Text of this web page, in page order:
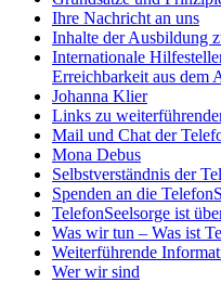
Ihre Nachricht an uns
Inhalte der Ausbildung
Internationale
Erreichbarkeit aus dem
Johanna Klier
Links zu
Mail und Chat der
Mona Debus
Selbstverständnis der
Spenden an die
TelefonSeelsorge ist
Was wir tun – Was ist
Weiterführende
Wer wir sind